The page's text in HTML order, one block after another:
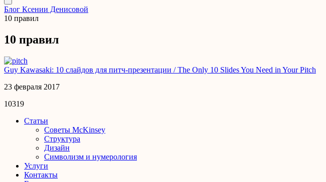
Блог Ксении Денисовой
10 правил
10 правил
Guy Kawasaki: 10 слайдов для питч-презентации / The Only 10 Slides You Need in Your Pitch
23 февраля 2017
10319
Статьи
Советы McKinsey
Структура
Дизайн
Символизм и нумерология
Услуги
Контакты